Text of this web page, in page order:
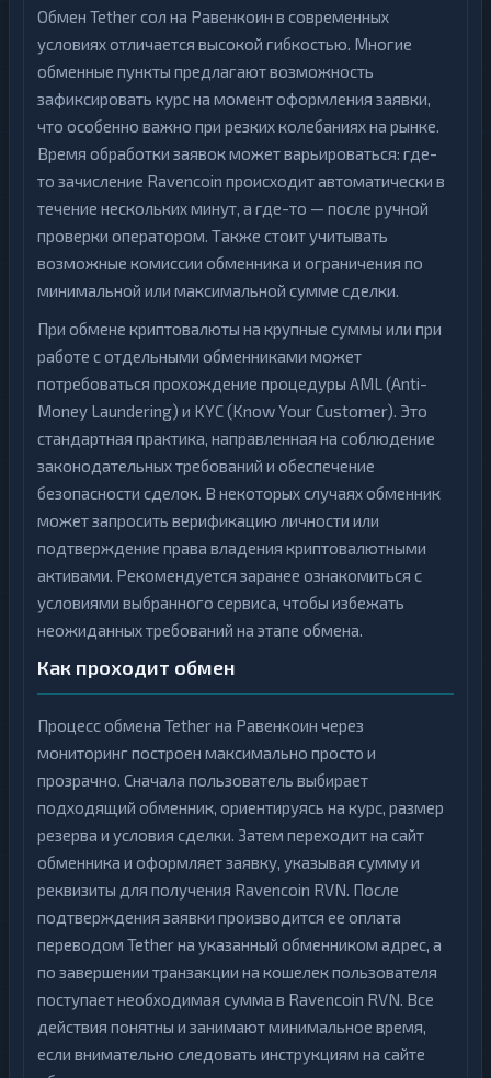
Обмен Tether сол на Равенкоин в современных
условиях отличается высокой гибкостью. Многие
обменные пункты предлагают возможность
зафиксировать курс на момент оформления заявки,
что особенно важно при резких колебаниях на рынке.
Время обработки заявок может варьироваться: где-
то зачисление Ravencoin происходит автоматически в
течение нескольких минут, а где-то — после ручной
проверки оператором. Также стоит учитывать
возможные комиссии обменника и ограничения по
минимальной или максимальной сумме сделки.
При обмене криптовалюты на крупные суммы или при
работе с отдельными обменниками может
потребоваться прохождение процедуры AML (Anti-
Money Laundering) и KYC (Know Your Customer). Это
стандартная практика, направленная на соблюдение
законодательных требований и обеспечение
безопасности сделок. В некоторых случаях обменник
может запросить верификацию личности или
подтверждение права владения криптовалютными
активами. Рекомендуется заранее ознакомиться с
условиями выбранного сервиса, чтобы избежать
неожиданных требований на этапе обмена.
Как проходит обмен
Процесс обмена Tether на Равенкоин через
мониторинг построен максимально просто и
прозрачно. Сначала пользователь выбирает
подходящий обменник, ориентируясь на курс, размер
резерва и условия сделки. Затем переходит на сайт
обменника и оформляет заявку, указывая сумму и
реквизиты для получения Ravencoin RVN. После
подтверждения заявки производится ее оплата
переводом Tether на указанный обменником адрес, а
по завершении транзакции на кошелек пользователя
поступает необходимая сумма в Ravencoin RVN. Все
действия понятны и занимают минимальное время,
если внимательно следовать инструкциям на сайте